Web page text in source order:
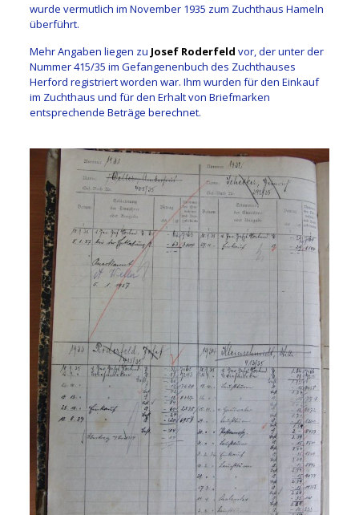
wurde vermutlich im November 1935 zum Zuchthaus Hameln
überführt.
Mehr Angaben liegen zu Josef Roderfeld vor, der unter der
Nummer 415/35 im Gefangenenbuch des Zuchthauses
Herford registriert worden war. Ihm wurden für den Einkauf
im Zuchthaus und für den Erhalt von Briefmarken
entsprechende Beträge berechnet.